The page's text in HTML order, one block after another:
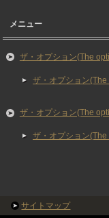
メニュー
ザ・オプション(The
ザ・オプション
ザ・オプション(The
ザ・オプション
サイトマップ